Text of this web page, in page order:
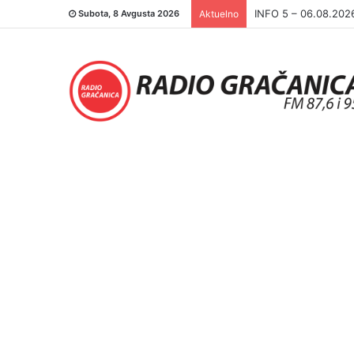
Subota, 8 Avgusta 2026 Aktuelno INFO 5 –